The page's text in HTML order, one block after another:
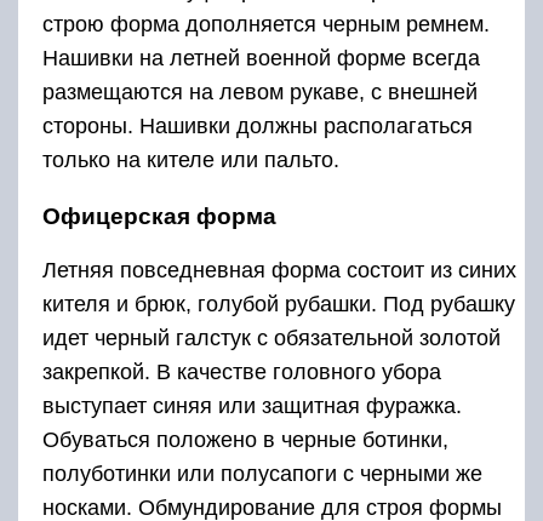
строю форма дополняется черным ремнем.
Нашивки на летней военной форме всегда
размещаются на левом рукаве, с внешней
стороны. Нашивки должны располагаться
только на кителе или пальто.
Офицерская форма
Летняя повседневная форма состоит из синих
кителя и брюк, голубой рубашки. Под рубашку
идет черный галстук с обязательной золотой
закрепкой. В качестве головного убора
выступает синяя или защитная фуражка.
Обуваться положено в черные ботинки,
полуботинки или полусапоги с черными же
носками. Обмундирование для строя формы